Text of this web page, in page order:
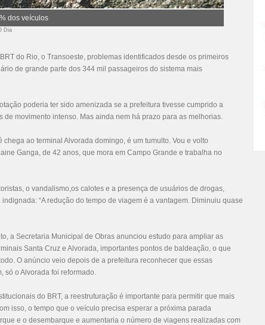
dos veículos
Dia
do Rio, o Transoeste, problemas identificados desde os primeiros
de grande parte dos 344 mil passageiros do sistema mais
poderia ter sido amenizada se a prefeitura tivesse cumprido a
movimento intenso. Mas ainda nem há prazo para as melhorias.
ao terminal Alvorada domingo, é um tumulto. Vou e volto
Ganga, de 42 anos, que mora em Campo Grande e trabalha no
o vandalismo,os calotes e a presença de usuários de drogas,
“A redução do tempo de viagem é a vantagem. Diminuiu quase
a Secretaria Municipal de Obras anunciou estudo para ampliar as
Santa Cruz e Alvorada, importantes pontos de baldeação, o que
O anúncio veio depois de a prefeitura reconhecer que essas
só o Alvorada foi reformado.
do BRT, a reestruturação é importante para permitir que mais
isso, o tempo que o veículo precisa esperar a próxima parada
e o desembarque e aumentaria o número de viagens realizadas com